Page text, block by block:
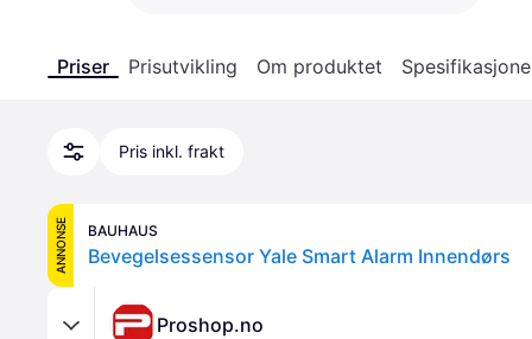
Priser Prisutvikling Om produktet
Pris inkl. frakt
ANNONSE BAUHAUS
Bevegelsessensor Yale Smart Alarm Innendørs
Proshop.no